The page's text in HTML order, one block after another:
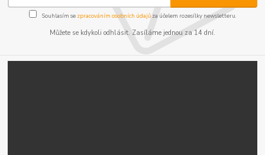
Souhlasím se zpracováním osobních údajůza účelem rozesílky newsletteru.
Můžete se kdykoli odhlásit. Zasíláme jednou za 14 dní.